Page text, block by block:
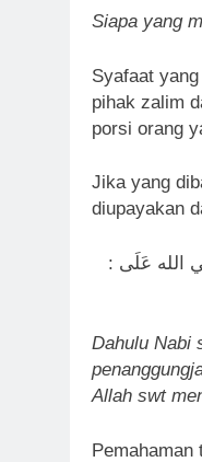
Siapa yang
Syafaat
pihak zalim
porsi orang
Jika yang
diupayakan
: كَانَ النَّبيّ صلى الله عليه وسلم إِذَا أتاهُ طَالِبُ حَاجَةٍ أقبَلَ عَلَى جُلَسَائِهِ، فَقَالَ: ((اشْفَعُوا تُؤْجَرُوا، وَيَقْضِي الله عَلَى
Dahulu Nabi
Allah swt